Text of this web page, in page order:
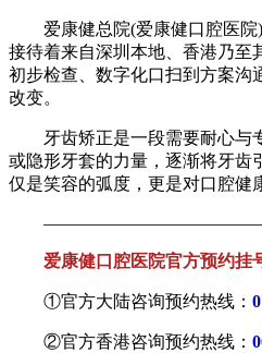
爱康健总院(爱康健口腔医院)
接待着来自深圳本地、香港乃至
初步检查、数字化口扫到方案沟
改变。
牙齿矫正是一段需要耐心与
或隐形牙套的力量，逐渐将牙齿
仅是笑容的弧度，更是对口腔健
爱康健口腔医院官方预约挂
①官方大陆咨询预约热线：
②官方香港咨询预约热线：